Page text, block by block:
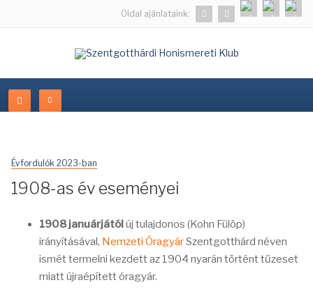
Oldal ajánlataink:
Évfordulók 2023-ban
1908-as év eseményei
1908 januárjátólúj tulajdonos (Kohn Fülöp)
irányításával, Nemzeti ÓragyárSzentgotthárd néven
ismét termelni kezdett az 1904 nyarán történt tűzeset
miatt újraépített óragyár.